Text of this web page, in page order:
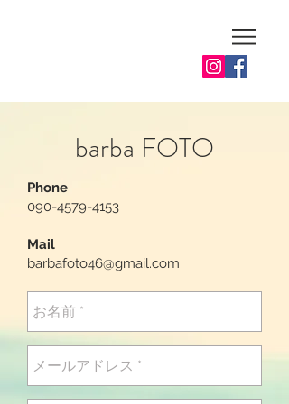
barba FOTO
Phone
090-4579-4153
Mail
barbafoto46@gmail.com